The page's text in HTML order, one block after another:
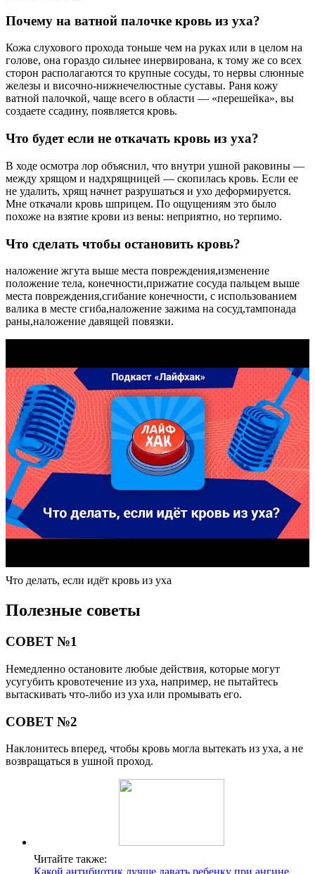
Почему на ватной палочке кровь из уха?
Кожа слухового прохода тоньше чем на руках или в целом на
голове, она гораздо сильнее инервирована, к тому же со всех
сторон располагаются то крупные сосуды, то нервы слюнные
железы и височно-нижнечелюстные суставы. Раня кожу
ватной палочкой, чаще всего в области — «перешейка», вы
создаете ссадину, появляется кровь.
Что будет если не откачать кровь из уха?
В ходе осмотра лор объяснил, что внутри ушной раковины —
между хрящом и надхрящницей — скопилась кровь. Если ее
не удалить, хрящ начнет разрушаться и ухо деформируется.
Мне откачали кровь шприцем. По ощущениям это было
похоже на взятие крови из вены: неприятно, но терпимо.
Что сделать чтобы остановить кровь?
наложение жгута выше места повреждения,изменение
положение тела, конечности,прижатие сосуда пальцем выше
места повреждения,сгибание конечности, с использованием
валика в месте сгиба,наложение зажима на сосуд,тампонада
раны,наложение давящей повязки.
Что делать, если идёт кровь из уха
Полезные советы
СОВЕТ №1
Немедленно остановите любые действия, которые могут
усугубить кровотечение из уха, например, не пытайтесь
вытаскивать что-либо из уха или промывать его.
СОВЕТ №2
Наклонитесь вперед, чтобы кровь могла вытекать из уха, а не
возвращаться в ушной проход.
Читайте также: